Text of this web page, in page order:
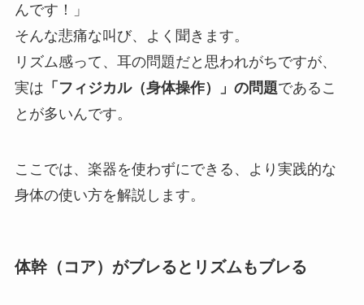
んです！」
そんな悲痛な叫び、よく聞きます。
リズム感って、耳の問題だと思われがちですが、
実は 「フィジカル（身体操作）」の問題であるこ
とが多いんです。
ここでは、楽器を使わずにできる、より実践的な
身体の使い方を解説します。
体幹（コア）がブレるとリズムもブレる